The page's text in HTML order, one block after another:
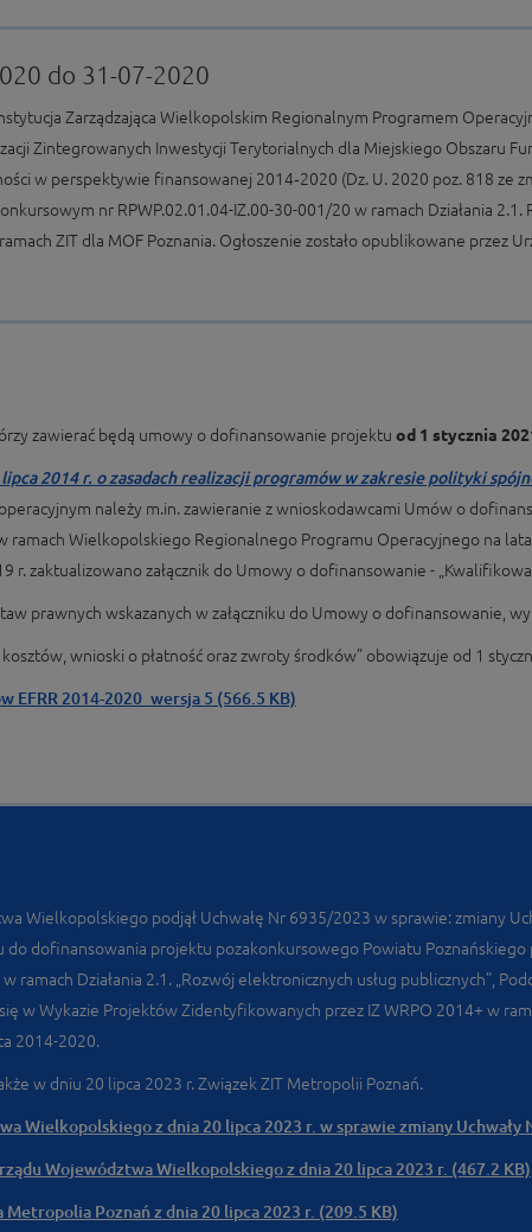
do 31-07-2020
Zarządzająca Wielkopolskim Regionalnym Programem
Zintegrowanych Inwestycji Terytorialnych dla Miejskiego Obszaru
w perspektywie finansowanej 2014‑2020 (Dz. U. 2020 poz. 818 ze
nr RPWP.02.01.04-IZ.00-30-001/20 w ramach Działania
ZIT dla MOF Poznania. Ogłoszenie zostało opublikowane przez
zawierać będą umowy o dofinansowanie projektu od 1 stycznia
lipca 2014 r. o zasadach realizacji programów w zakresie polityki
należy m.in. zawieranie z wnioskodawcami Umów o
ramach Wielkopolskiego Regionalnego Programu Operacyjnego na
r. zaktualizowano załącznik do Umowy o dofinansowanie -
prawnych wskazanych w załączniku do Umowy o dofinansowanie,
wnioski o płatność oraz zwroty środków” obowiązuje od 1
EFRR 2014-2020_wersja 5 (566.5 KB)
Wielkopolskiego podjął Uchwałę Nr 6935/2023 w sprawie: zmiany
do dofinansowania projektu pozakonkursowego Powiatu
ramach Działania 2.1. „Rozwój elektronicznych usług publicznych”,
się w Wykazie Projektów Zidentyfikowanych przez IZ WRPO 2014+ w
2014-2020.
w dniu 20 lipca 2023 r. Związek ZIT Metropolii Poznań.
Wielkopolskiego z dnia 20 lipca 2023 r. w sprawie zmiany Uchwały
Województwa Wielkopolskiego z dnia 20 lipca 2023 r. (467.2 KB)
Poznań z dnia 20 lipca 2023 r. (209.5 KB)